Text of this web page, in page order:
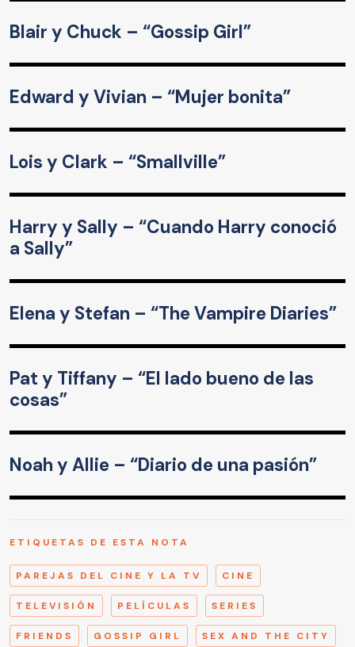
Blair y Chuck – “Gossip Girl”
Edward y Vivian – “Mujer bonita”
Lois y Clark – “Smallville”
Harry y Sally – “Cuando Harry conoció
a Sally”
Elena y Stefan – “The Vampire Diaries”
Pat y Tiffany – “El lado bueno de las
cosas”
Noah y Allie – “Diario de una pasión”
ETIQUETAS DE ESTA NOTA
PAREJAS DEL CINE Y LA TV CINE
TELEVISIÓN PELÍCULAS SERIES
FRIENDS GOSSIP GIRL SEX AND THE CITY